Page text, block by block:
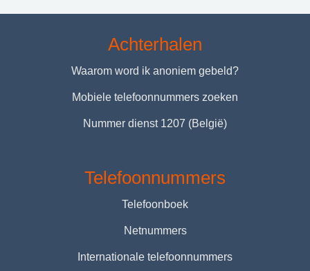
Achterhalen
Waarom word ik anoniem gebeld?
Mobiele telefoonnummers zoeken
Nummer dienst 1207 (België)
Telefoonnummers
Telefoonboek
Netnummers
Internationale telefoonnummers